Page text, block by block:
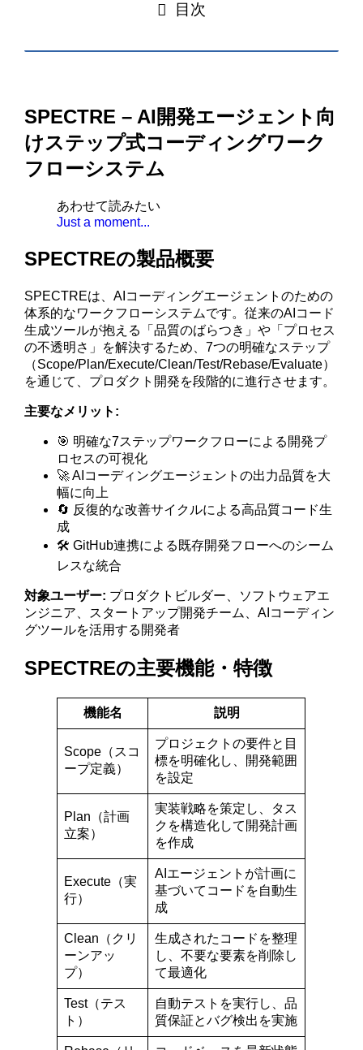
目次
SPECTRE – AI開発エージェント向
けステップ式コーディングワーク
フローシステム
あわせて読みたい
Just a moment...
SPECTREの製品概要
SPECTREは、AIコーディングエージェントのための
体系的なワークフローシステムです。従来のAIコード
生成ツールが抱える「品質のばらつき」や「プロセス
の不透明さ」を解決するため、7つの明確なステップ
（Scope/Plan/Execute/Clean/Test/Rebase/Evaluate）
を通じて、プロダクト開発を段階的に進行させます。
主要なメリット:
🎯 明確な7ステップワークフローによる開発プ
ロセスの可視化
🚀 AIコーディングエージェントの出力品質を大
幅に向上
🔄 反復的な改善サイクルによる高品質コード生
成
🛠️ GitHub連携による既存開発フローへのシーム
レスな統合
対象ユーザー: プロダクトビルダー、ソフトウェアエ
ンジニア、スタートアップ開発チーム、AIコーディン
グツールを活用する開発者
SPECTREの主要機能・特徴
機能名 説明
Scope（スコ
ープ定義）
プロジェクトの要件と目
標を明確化し、開発範囲
を設定
Plan（計画
立案）
実装戦略を策定し、タス
クを構造化して開発計画
を作成
Execute（実
行）
AIエージェントが計画に
基づいてコードを自動生
成
Clean（クリ
ーンアッ
プ）
生成されたコードを整理
し、不要な要素を削除し
て最適化
Test（テス
ト）
自動テストを実行し、品
質保証とバグ検出を実施